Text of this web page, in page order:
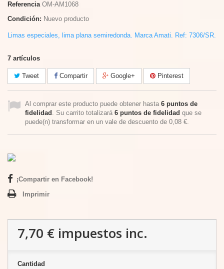
Referencia OM-AM1068
Condición: Nuevo producto
Limas especiales, lima plana semiredonda. Marca Amati. Ref: 7306/SR.
7 artículos
Tweet Compartir Google+ Pinterest
Al comprar este producto puede obtener hasta 6 puntos de
fidelidad . Su carrito totalizará 6 puntos de fidelidad que se
puede(n) transformar en un vale de descuento de 0,08 €.
¡Compartir en Facebook!
Imprimir
7,70 € impuestos inc.
Cantidad